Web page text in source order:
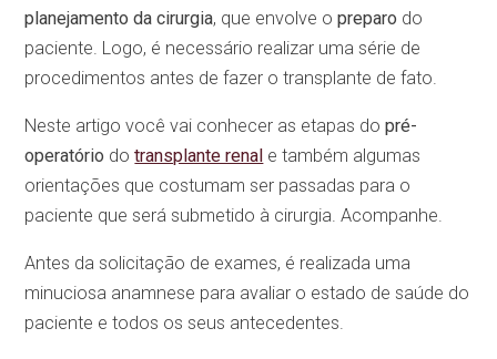
planejamento da cirurgia, que envolve opreparo do
paciente. Logo, é necessário realizar uma série de
procedimentos antes de fazer o transplante de fato.
Neste artigo você vai conhecer as etapas dopré-
operatório dotransplante renal e também algumas
orientações que costumam ser passadas para o
paciente que será submetido à cirurgia. Acompanhe.
Antes da solicitação de exames, é realizada uma
minuciosa anamnese para avaliar o estado de saúde do
paciente e todos os seus antecedentes.